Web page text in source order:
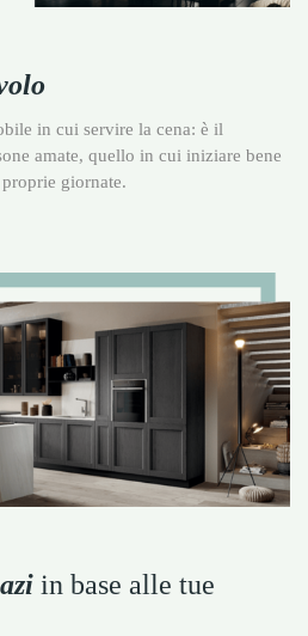
in cui servire la cena: è il
amate, quello in cui iniziare bene
giornate.
in base alle tue